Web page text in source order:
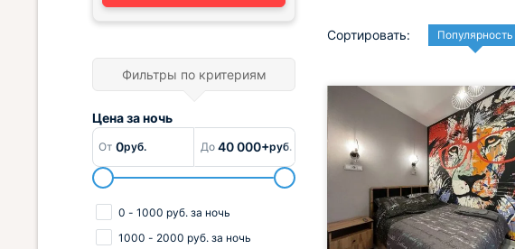
Снять общежитие
Сортировать: Популярность
Фильтры по критериям
Цена заночь
От 0руб. До 40 000+руб.
0 - 1000 руб. за ночь
1000 - 2000 руб. за ночь